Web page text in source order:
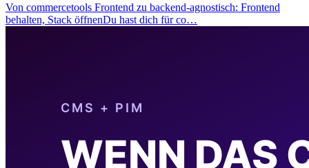
Von commercetools Frontend zu backend-agnostisch: Frontend
behalten, Stack öffnenDu hast dich für co…